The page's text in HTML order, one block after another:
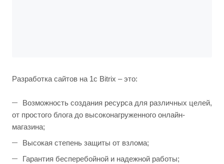
Разработка сайтов на 1с Bitrix – это:
Возможность создания ресурса для различных целей,
от простого блога до высоконагруженного онлайн-
магазина;
Высокая степень защиты от взлома;
Гарантия бесперебойной и надежной работы;